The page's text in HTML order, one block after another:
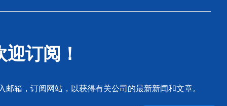
迎订阅！
邮箱，订阅网站，以获得有关公司的最新新闻和文章。